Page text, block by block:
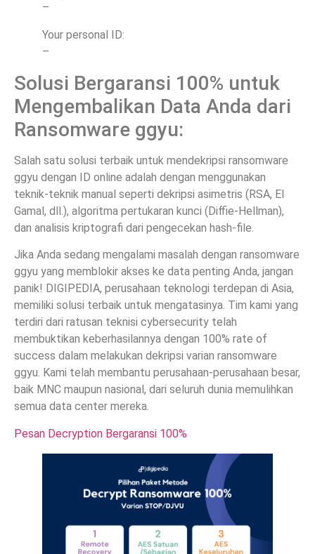
–
Your personal ID:
–
Solusi Bergaransi 100% untuk
Mengembalikan Data Anda dari
Ransomware ggyu:
Salah satu solusi terbaik untuk mendekripsi ransomware
ggyu dengan ID online adalah dengan menggunakan
teknik-teknik manual seperti dekripsi asimetris (RSA, El
Gamal, dll.), algoritma pertukaran kunci (Diffie-Hellman),
dan analisis kriptografi dari pengecekan hash-file.
Jika Anda sedang mengalami masalah dengan ransomware
ggyu yang memblokir akses ke data penting Anda, jangan
panik! DIGIPEDIA, perusahaan teknologi terdepan di Asia,
memiliki solusi terbaik untuk mengatasinya. Tim kami yang
terdiri dari ratusan teknisi cybersecurity telah
membuktikan keberhasilannya dengan 100% rate of
success dalam melakukan dekripsi varian ransomware
ggyu. Kami telah membantu perusahaan-perusahaan besar,
baik MNC maupun nasional, dari seluruh dunia memulihkan
semua data center mereka.
Pesan Decryption Bergaransi 100%